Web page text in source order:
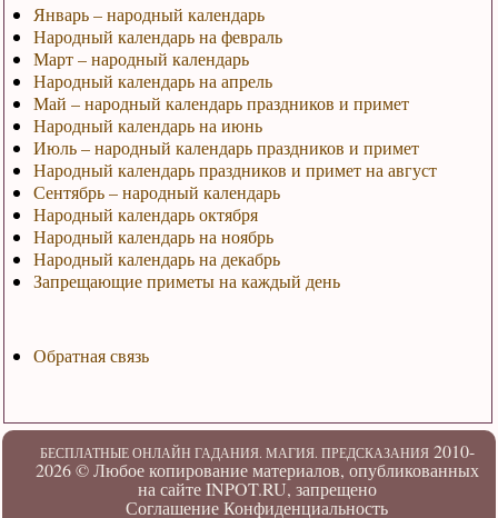
Январь – народный календарь
Народный календарь на февраль
Март – народный календарь
Народный календарь на апрель
Май – народный календарь праздников и примет
Народный календарь на июнь
Июль – народный календарь праздников и примет
Народный календарь праздников и примет на август
Сентябрь – народный календарь
Народный календарь октября
Народный календарь на ноябрь
Народный календарь на декабрь
Запрещающие приметы на каждый день
Обратная связь
БЕСПЛАТНЫЕ ОНЛАЙН ГАДАНИЯ. МАГИЯ. ПРЕДСКАЗАНИЯ2010-
2026 ©Любое копирование материалов, опубликованных
на сайте INPOT.RU, запрещено
Соглашение Конфиденциальность